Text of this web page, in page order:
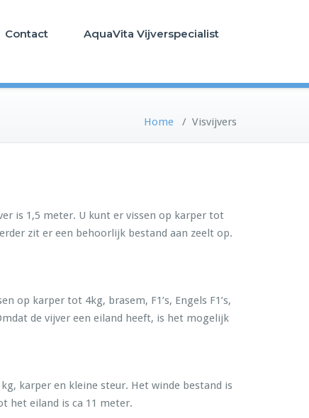
Contact AquaVita Vijverspecialist
Home / Visvijvers
is 1,5 meter. U kunt er vissen op karper tot
zit er een behoorlijk bestand aan zeelt op.
op karper tot 4kg, brasem, F1’s, Engels F1’s,
de vijver een eiland heeft, is het mogelijk
karper en kleine steur. Het winde bestand is
het eiland is ca 11 meter.